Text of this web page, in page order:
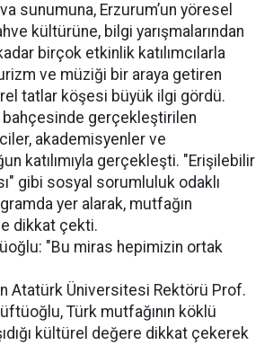
sunumuna, Erzurum’un yöresel
kültürüne, bilgi yarışmalarından
birçok etkinlik katılımcılarla
ve müziği bir araya getiren
tatlar köşesi büyük ilgi gördü.
gerçekleştirilen
akademisyenler ve
katılımıyla gerçekleşti. "Erişilebilir
gibi sosyal sorumluluk odaklı
yer alarak, mutfağın
dikkat çekti.
"Bu miras hepimizin ortak
Atatürk Üniversitesi Rektörü Prof.
Türk mutfağının köklü
kültürel değere dikkat çekerek